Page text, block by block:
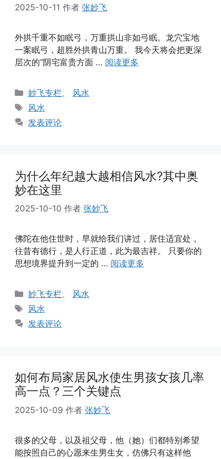
2025-10-11 作者 张妙飞
外拱千重不如眠弓，万重拱山非如弓眠。龙穴宝地
一案眠弓，超胜外拱青山万重。 我今天将会把更深
层次的“阴宅富贵方面 … 阅读更多
分
类
妙飞专栏、 风水
标
签
风水
发表评论
为什么年纪越大越相信风水?其中奥
妙在这里
2025-10-10 作者 张妙飞
佛陀在他住世时，早就给我们讲过，居住适宜处，
往昔有德行，是人行正道，此为最吉祥。 只要你的
思想境界提升到一定的 … 阅读更多
分
类
妙飞专栏、 风水
标
签
风水
发表评论
如何布局家居风水使生男孩女孩几率
高一点？三个关键点
2025-10-09 作者 张妙飞
很多的父母，以及祖父母，他（她）们都特别希望
能按照自己的心愿来生男生女，仿佛只有这样他